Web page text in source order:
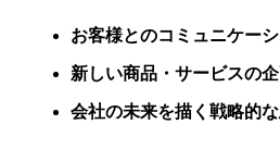
お客様とのコミュニケー
新しい商品・サービスの
会社の未来を描く戦略的